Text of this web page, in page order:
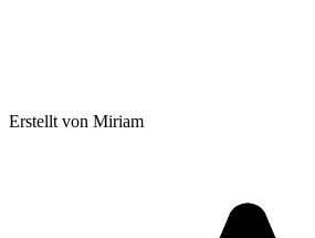
Erstellt von Miriam